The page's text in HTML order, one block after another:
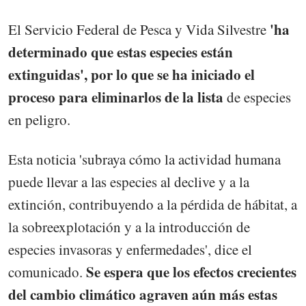
El Servicio Federal de Pesca y Vida Silvestre 'ha
determinado que estas especies están
extinguidas', por lo que se ha iniciado el
proceso para eliminarlos de la lista de especies
en peligro.
Esta noticia 'subraya cómo la actividad humana
puede llevar a las especies al declive y a la
extinción, contribuyendo a la pérdida de hábitat, a
la sobreexplotación y a la introducción de
especies invasoras y enfermedades', dice el
comunicado. Se espera que los efectos crecientes
del cambio climático agraven aún más estas